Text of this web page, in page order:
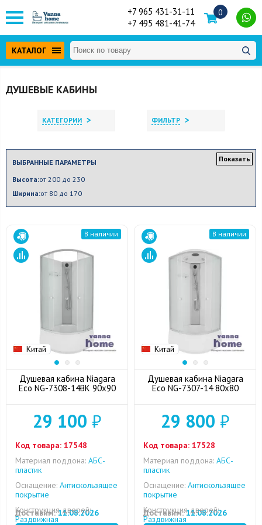
+7 965 431-31-11
+7 495 481-41-74
0
КАТАЛОГ
ДУШЕВЫЕ КАБИНЫ
КАТЕГОРИИ > ФИЛЬТР >
ВЫБРАННЫЕ ПАРАМЕТРЫ Показать
Высота:от 200 до 230
Ширина:от 80 до 170
Китай
В наличии
Душевая кабина Niagara
Eco NG-7308-14BK 90x90
29 100 ₽
Код товара: 17548
Материал поддона: АБС-
пластик
Оснащение: Антискользящее
покрытие
Конструкция дверей:
Раздвижная
Доставим:11.08.2026
Китай
В наличии
Душевая кабина Niagara
Eco NG-7307-14 80x80
29 800 ₽
Код товара: 17528
Материал поддона: АБС-
пластик
Оснащение: Антискользящее
покрытие
Конструкция дверей:
Раздвижная
Доставим:11.08.2026